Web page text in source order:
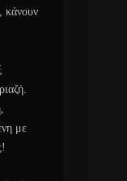
κάνουν
με